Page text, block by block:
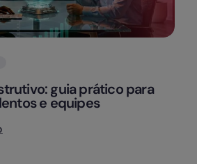
guia prático para
e equipes